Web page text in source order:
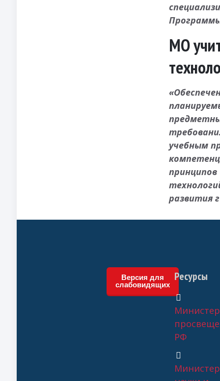
МО
учебным
развития
Версия для
слабовидящих
Ресурсы
РФ